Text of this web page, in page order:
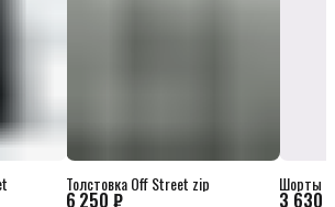
6 250 ₽
Толстовка Off Street zip
3 630
Шорты